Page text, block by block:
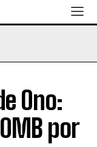
Ono:
por